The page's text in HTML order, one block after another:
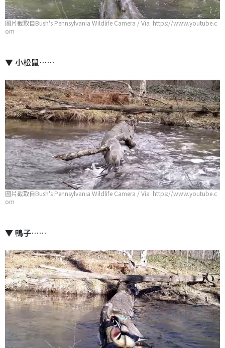
圖片截取自Bush's Pennsylvania Wildlife Camera / Via https://www.youtube.c
om
▼ 小松鼠……
圖片截取自Bush's Pennsylvania Wildlife Camera / Via https://www.youtube.c
om
▼ 鴨子……